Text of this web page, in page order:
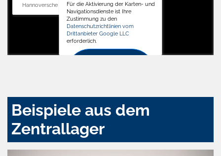
Hannoversche Str. 34, 31688 Nienstädt
Für die Aktivierung der Karten- und
Navigationsdienste ist Ihre
Zustimmung zu den
Datenschutzrichtlinien vom
Drittanbieter Google LLC
erforderlich.
Beispiele aus dem
Zentrallager